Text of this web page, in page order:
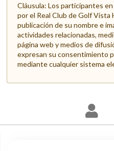
Cláusula: Los participantes
por el Real Club de Golf Vista
publicación de su nombre e
actividades relacionadas,
página web y medios de
expresan su consentimiento
mediante cualquier sistema